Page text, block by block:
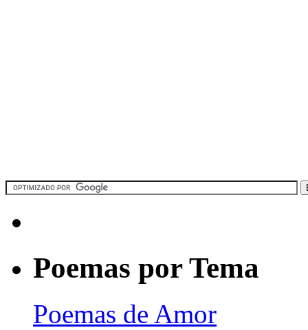
Poemas por Tema
Poemas de Amor